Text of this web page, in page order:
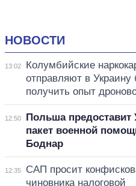
НОВОСТИ
13:02
Колумбийские
отправляют в
получить опыт
12:50
Польша предоставит
пакет военной
Боднар
12:35
САП просит
чиновника налоговой